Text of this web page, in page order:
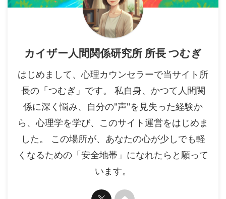
カイザー人間関係研究所 所長 つむぎ
はじめまして、心理カウンセラーで当サイト所
長の「つむぎ」です。 私自身、かつて人間関
係に深く悩み、自分の"声"を見失った経験か
ら、心理学を学び、このサイト運営をはじめま
した。 この場所が、あなたの心が少しでも軽
くなるための「安全地帯」になれたらと願って
います。